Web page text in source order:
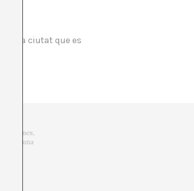
una ciutat que es
persones,
una